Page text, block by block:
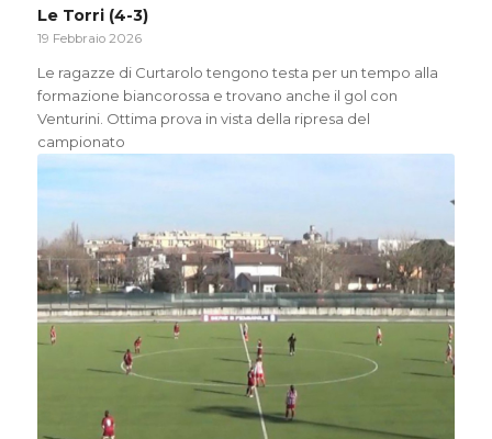
Le Torri (4-3)
19 Febbraio 2026
Le ragazze di Curtarolo tengono testa per un tempo alla
formazione biancorossa e trovano anche il gol con
Venturini. Ottima prova in vista della ripresa del
campionato